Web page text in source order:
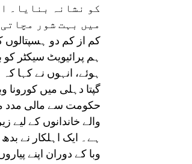
کو نشانہ بنایا۔
ہوئے، انہوں نے
حکومت سے مالی مدد
والے خاندانوں کے لیے
ہے۔ ایک اہلکار نے
وبا کے دوران اپنے